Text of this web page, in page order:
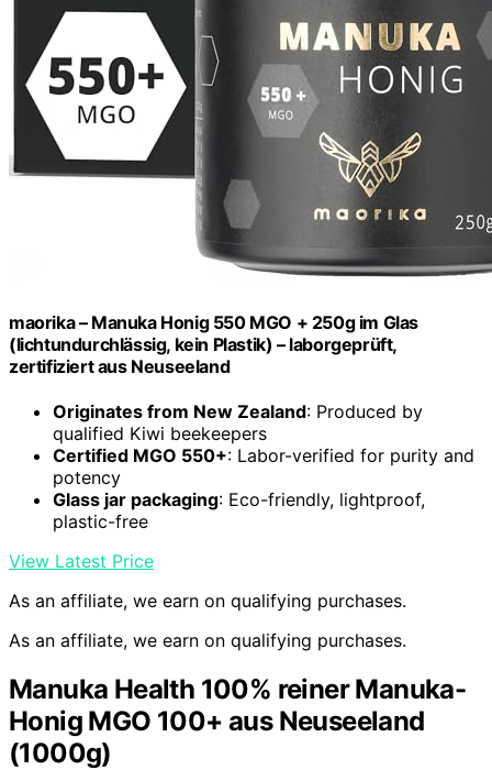
maorika – Manuka Honig 550 MGO + 250g im Glas
(lichtundurchlässig, kein Plastik) – laborgeprüft,
zertifiziert aus Neuseeland
Originates from New Zealand: Produced by
qualified Kiwi beekeepers
Certified MGO 550+: Labor-verified for purity and
potency
Glass jar packaging: Eco-friendly, lightproof,
plastic-free
View Latest Price
As an affiliate, we earn on qualifying purchases.
As an affiliate, we earn on qualifying purchases.
Manuka Health 100% reiner Manuka-
Honig MGO 100+ aus Neuseeland
(1000g)